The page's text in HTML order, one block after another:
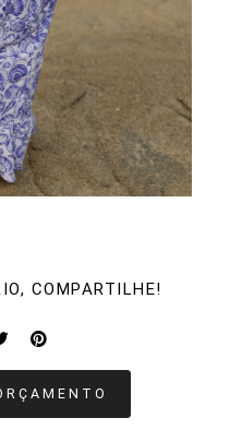
COMPARTILHE!